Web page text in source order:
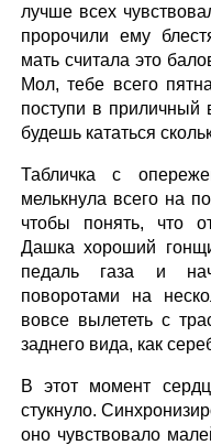
лучше всех
пророчили ему
мать считала это
Мол, тебе всего
поступи в приличный
будешь кататься
Табличка с
мелькнула всего на
чтобы понять, что
Дашка хороший
педаль газа и
поворотами на
вовсе вылететь с
заднего вида, как
В этот момент
стукнуло.
оно чувствовало